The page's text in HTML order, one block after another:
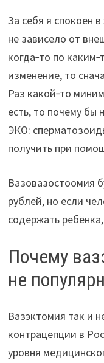
За себя я спокоен
не зависело от
когда‑то по
изменение, то
Раз какой‑то
есть, то почему бы
ЭКО:
получить при
Вазовазостоомия
рублей, но если
содержать
Почему
не
Вазэктомия так и
контрацепции в
уровня